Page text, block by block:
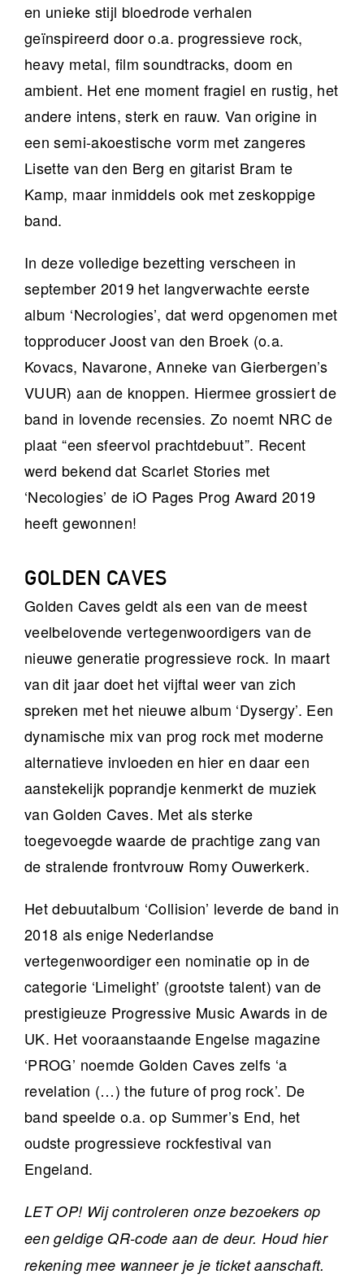
en unieke stijl bloedrode verhalen
geïnspireerd door o.a. progressieve rock,
heavy metal, film soundtracks, doom en
ambient. Het ene moment fragiel en rustig, het
andere intens, sterk en rauw. Van origine in
een semi-akoestische vorm met zangeres
Lisette van den Berg en gitarist Bram te
Kamp, maar inmiddels ook met zeskoppige
band.
In deze volledige bezetting verscheen in
september 2019 het langverwachte eerste
album ‘Necrologies’, dat werd opgenomen met
topproducer Joost van den Broek (o.a.
Kovacs, Navarone, Anneke van Gierbergen’s
VUUR) aan de knoppen. Hiermee grossiert de
band in lovende recensies. Zo noemt NRC de
plaat “een sfeervol prachtdebuut”. Recent
werd bekend dat Scarlet Stories met
‘Necologies’ de iO Pages Prog Award 2019
heeft gewonnen!
GOLDEN CAVES
Golden Caves geldt als een van de meest
veelbelovende vertegenwoordigers van de
nieuwe generatie progressieve rock. In maart
van dit jaar doet het vijftal weer van zich
spreken met het nieuwe album ‘Dysergy’. Een
dynamische mix van prog rock met moderne
alternatieve invloeden en hier en daar een
aanstekelijk poprandje kenmerkt de muziek
van Golden Caves. Met als sterke
toegevoegde waarde de prachtige zang van
de stralende frontvrouw Romy Ouwerkerk.
Het debuutalbum ‘Collision’ leverde de band in
2018 als enige Nederlandse
vertegenwoordiger een nominatie op in de
categorie ‘Limelight’ (grootste talent) van de
prestigieuze Progressive Music Awards in de
UK. Het vooraanstaande Engelse magazine
‘PROG’ noemde Golden Caves zelfs ‘a
revelation (…) the future of prog rock’. De
band speelde o.a. op Summer’s End, het
oudste progressieve rockfestival van
Engeland.
LET OP! Wij controleren onze bezoekers op
een geldige QR-code aan de deur. Houd hier
rekening mee wanneer je je ticket aanschaft.